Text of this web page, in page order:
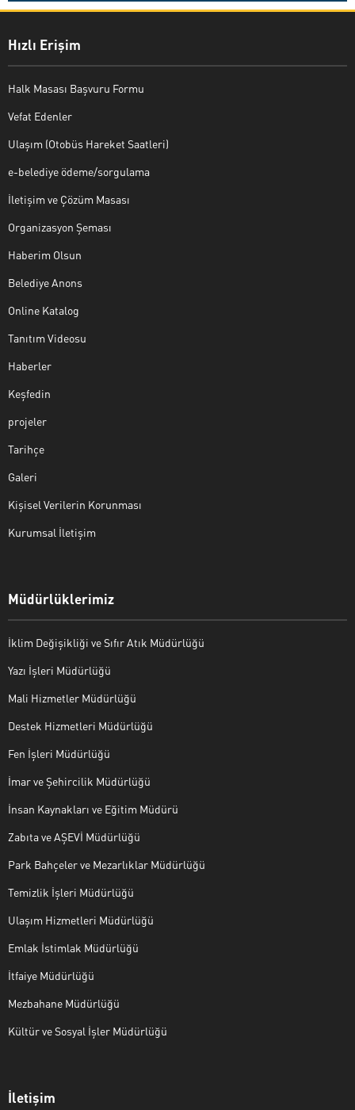
Hızlı Erişim
Halk Masası Başvuru Formu
Vefat Edenler
Ulaşım (Otobüs Hareket Saatleri)
e-belediye ödeme/sorgulama
İletişim ve Çözüm Masası
Organizasyon Şeması
Haberim Olsun
Belediye Anons
Online Katalog
Tanıtım Videosu
Haberler
Keşfedin
projeler
Tarihçe
Galeri
Kişisel Verilerin Korunması
Kurumsal İletişim
Müdürlüklerimiz
İklim Değişikliği ve Sıfır Atık Müdürlüğü
Yazı İşleri Müdürlüğü
Mali Hizmetler Müdürlüğü
Destek Hizmetleri Müdürlüğü
Fen İşleri Müdürlüğü
İmar ve Şehircilik Müdürlüğü
İnsan Kaynakları ve Eğitim Müdürü
Zabıta ve AŞEVİ Müdürlüğü
Park Bahçeler ve Mezarlıklar Müdürlüğü
Temizlik İşleri Müdürlüğü
Ulaşım Hizmetleri Müdürlüğü
Emlak İstimlak Müdürlüğü
İtfaiye Müdürlüğü
Mezbahane Müdürlüğü
Kültür ve Sosyal İşler Müdürlüğü
İletişim